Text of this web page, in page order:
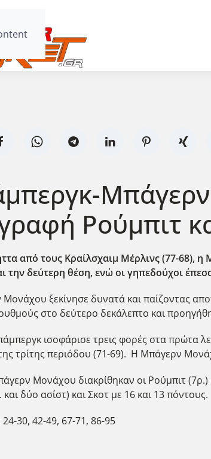
Μπάγερν
Ρούμπιτ
από τους Κραίλσχαιμ Μέρλινς (77-68),
την δεύτερη θέση, ενώ οι γηπεδούχοι
ξεκίνησε δυνατά και παίζοντας
στο δεύτερο δεκάλεπτο και
ισοφάρισε τρεις φορές στα πρώτα
τρίτης περιόδου (71-69). Η Μπάγερν
Μονάχου διακρίθηκαν οι Ρούμπιτ (7ρ.)
δύο ασίστ) και Σκοτ με 16 και 13 πόντους.
30, 42-49, 67-71, 86-95